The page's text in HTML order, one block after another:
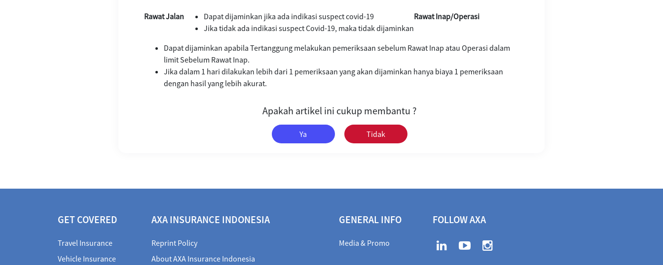
Rawat Jalan
Dapat dijaminkan jika ada indikasi suspect covid-19
Jika tidak ada indikasi suspect Covid-19, maka tidak dijaminkan
Rawat Inap/Operasi
Dapat dijaminkan apabila Tertanggung melakukan pemeriksaan sebelum Rawat Inap atau Operasi dalam
limit Sebelum Rawat Inap.
Jika dalam 1 hari dilakukan lebih dari 1 pemeriksaan yang akan dijaminkan hanya biaya 1 pemeriksaan
dengan hasil yang lebih akurat.
Apakah artikel ini cukup membantu ?
Ya Tidak
GET COVERED AXA INSURANCE INDONESIA GENERAL INFO
Travel Insurance
Vehicle Insurance
Reprint Policy
About AXA Insurance Indonesia
Media & Promo
FOLLOW AXA